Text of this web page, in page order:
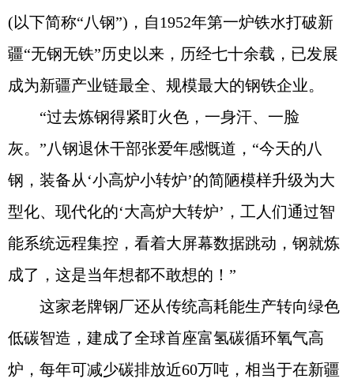
(以下简称“八钢”)，自1952年第一炉铁水打破新
疆“无钢无铁”历史以来，历经七十余载，已发展
成为新疆产业链最全、规模最大的钢铁企业。
“过去炼钢得紧盯火色，一身汗、一脸
灰。”八钢退休干部张爱年感慨道，“今天的八
钢，装备从‘小高炉小转炉’的简陋模样升级为大
型化、现代化的‘大高炉大转炉’，工人们通过智
能系统远程集控，看着大屏幕数据跳动，钢就炼
成了，这是当年想都不敢想的！”
这家老牌钢厂还从传统高耗能生产转向绿色
低碳智造，建成了全球首座富氢碳循环氧气高
炉，每年可减少碳排放近60万吨，相当于在新疆